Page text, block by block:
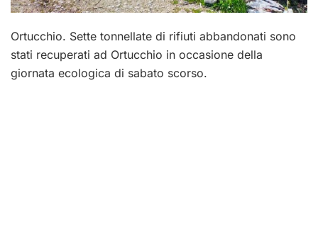
Ortucchio. Sette tonnellate di rifiuti abbandonati sono
stati recuperati ad Ortucchio in occasione della
giornata ecologica di sabato scorso.